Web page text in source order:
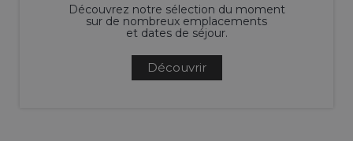
Découvrez notre sélection du moment
sur de nombreux emplacements
et dates de séjour.
Découvrir